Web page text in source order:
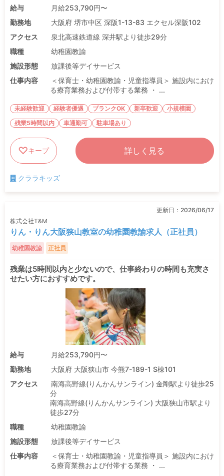
給与
月給253,790円〜
勤務地
大阪府 堺市中区 深阪1-13-83 エクセル深阪102
アクセス
泉北高速鉄道線 深井駅より徒歩29分
職種
幼稚園教諭
施設形態
放課後等デイサービス
仕事内容
＜保育士・幼稚園教諭・児童指導員＞ 施設内におけ
る療育業務および付帯する業務 ・ ...
未経験歓迎 経験者優遇 ブランクOK 新卒歓迎
小規模園
残業5時間以内
車通勤可 駐車場あり
キープ 詳しく見る
クララキッズ
更新日： 2026/06/17
株式会社T&M
りん・りん大阪狭山教室の幼稚園教諭求人（正社員）
幼稚園教諭 正社員
残業は5時間以内と少ないので、仕事終わりの時間も充実さ
せたい方におすすめです。
給与
月給253,790円〜
勤務地
大阪府 大阪狭山市 今熊7-189-1 S棟101
アクセス
南海高野線(りんかんサンライン) 金剛駅より徒歩25
分
南海高野線(りんかんサンライン) 大阪狭山市駅より
徒歩27分
職種
幼稚園教諭
施設形態
放課後等デイサービス
仕事内容
＜保育士・幼稚園教諭・児童指導員＞ 施設内におけ
る療育業務および付帯する業務 ・ ...